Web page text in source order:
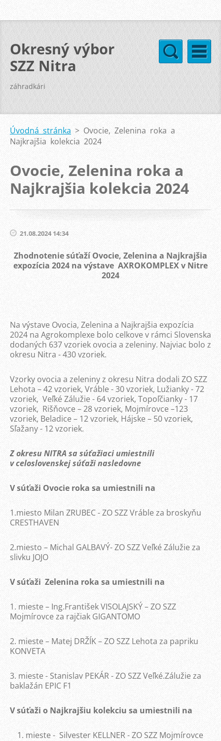
Okresný výbor
SZZ Nitra
záhradkári
Úvodná stránka > Ovocie, Zelenina roka a
Najkrajšia kolekcia 2024
Ovocie, Zelenina roka a
Najkrajšia kolekcia 2024
21.08.2024 14:34
Zhodnotenie súťaží Ovocie, Zelenina a Najkrajšia
expozícia 2024 na výstave AXROKOMPLEX v Nitre
2024
Na výstave Ovocia, Zelenina a Najkrajšia expozícia
2024 na Agrokomplexe bolo celkove v rámci Slovenska
dodaných 637 vzoriek ovocia a zeleniny. Najviac bolo z
okresu Nitra - 430 vzoriek.
Vzorky ovocia a zeleniny z okresu Nitra dodali ZO SZZ
Lehota – 42 vzoriek, Vráble - 30 vzoriek, Lužianky - 72
vzoriek, Veľké Zálužie - 64 vzoriek, Topoľčianky - 17
vzoriek, Rišňovce – 28 vzoriek, Mojmírovce –123
vzoriek, Beladice – 12 vzoriek, Hájske – 50 vzoriek,
Sľažany - 12 vzoriek.
Z okresu NITRA sa súťažiaci umiestnili
v celoslovenskej súťaži nasledovne
V súťaži Ovocie roka sa umiestnili na
1.miesto Milan ZRUBEC - ZO SZZ Vráble za broskyňu
CRESTHAVEN
2.miesto – Michal GALBAVÝ- ZO SZZ Veľké Zálužie za
slivku JOJO
V súťaži Zelenina roka sa umiestnili na
1. mieste – Ing.František VISOLAJSKÝ – ZO SZZ
Mojmírovce za rajčiak GIGANTOMO
2. mieste – Matej DRŽÍK – ZO SZZ Lehota za papriku
KONVETA
3. mieste - Stanislav PEKÁR - ZO SZZ Veľké.Zálužie za
baklažán EPIC F1
V súťaži o Najkrajšiu kolekciu sa umiestnili na
mieste - Silvester KELLNER - ZO SZZ Mojmírovce